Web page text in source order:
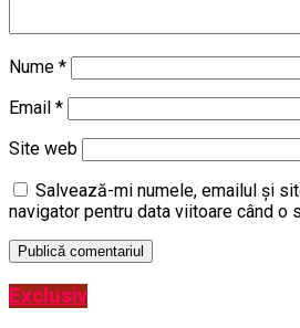
Nume *
Email *
Site web
Salvează-mi numele, emailul și
navigator pentru data viitoare când o
Exclusiv